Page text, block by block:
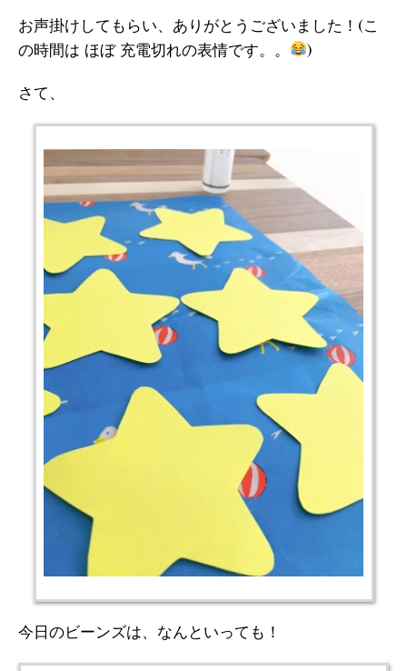
お声掛けしてもらい、ありがとうございました！(こ
の時間は ほぼ 充電切れの表情です。。
)
さて、
今日のビーンズは、なんといっても！